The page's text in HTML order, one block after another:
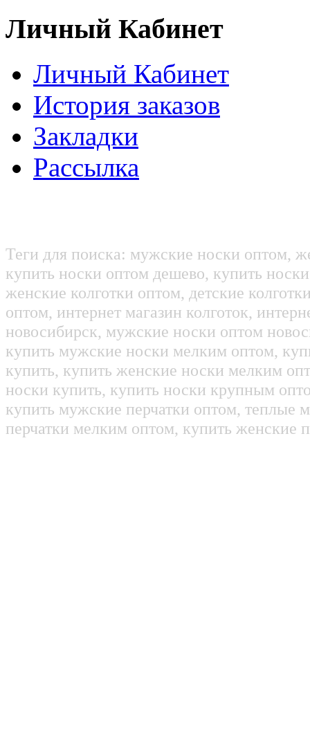
Личный Кабинет
Личный Кабинет
История заказов
Закладки
Рассылка
Теги для поиска: мужские носки оптом,
купить носки оптом дешево, купить
женские колготки оптом, детские
оптом, интернет магазин колготок,
новосибирск, мужские носки оптом
купить мужские носки мелким оптом,
купить, купить женские носки мелким
носки купить, купить носки крупным
купить мужские перчатки оптом, теплые
перчатки мелким оптом, купить женские